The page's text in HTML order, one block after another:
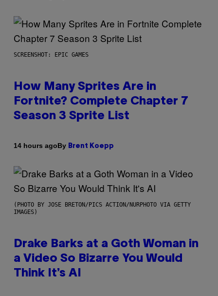
SCREENSHOT: EPIC GAMES
How Many Sprites Are in
Fortnite? Complete Chapter 7
Season 3 Sprite List
14 hours agoBy Brent Koepp
(PHOTO BY JOSE BRETON/PICS ACTION/NURPHOTO VIA GETTY
IMAGES)
Drake Barks at a Goth Woman in
a Video So Bizarre You Would
Think It’s AI